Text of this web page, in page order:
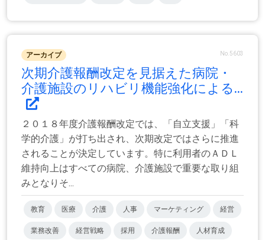
アーカイブ No.5603
次期介護報酬改定を見据えた病院・
介護施設のリハビリ機能強化による...
２０１８年度介護報酬改定では、「自立支援」「科
学的介護」が打ち出され、次期改定ではさらに推進
されることが決定しています。特に利用者のＡＤＬ
維持向上はすべての病院、介護施設で重要な取り組
みとなりそ...
教育 医療 介護 人事 マーケティング 経営
業務改善 経営戦略 採用 介護報酬 人材育成